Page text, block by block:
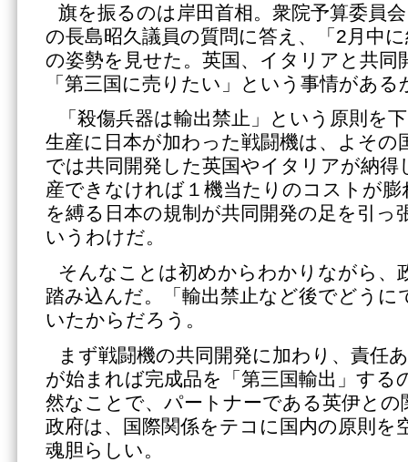
旗を振るのは岸田首相。衆院予算委員
の長島昭久議員の質問に答え、「2月中
の姿勢を見せた。英国、イタリアと共同
「第三国に売りたい」という事情がある
「殺傷兵器は輸出禁止」という原則を
生産に日本が加わった戦闘機は、よその
では共同開発した英国やイタリアが納得
産できなければ１機当たりのコストが膨
を縛る日本の規制が共同開発の足を引っ
いうわけだ。
そんなことは初めからわかりながら、
踏み込んだ。「輸出禁止など後でどうに
いたからだろう。
まず戦闘機の共同開発に加わり、責任
が始まれば完成品を「第三国輸出」する
然なことで、パートナーである英伊との
政府は、国際関係をテコに国内の原則を
魂胆らしい。